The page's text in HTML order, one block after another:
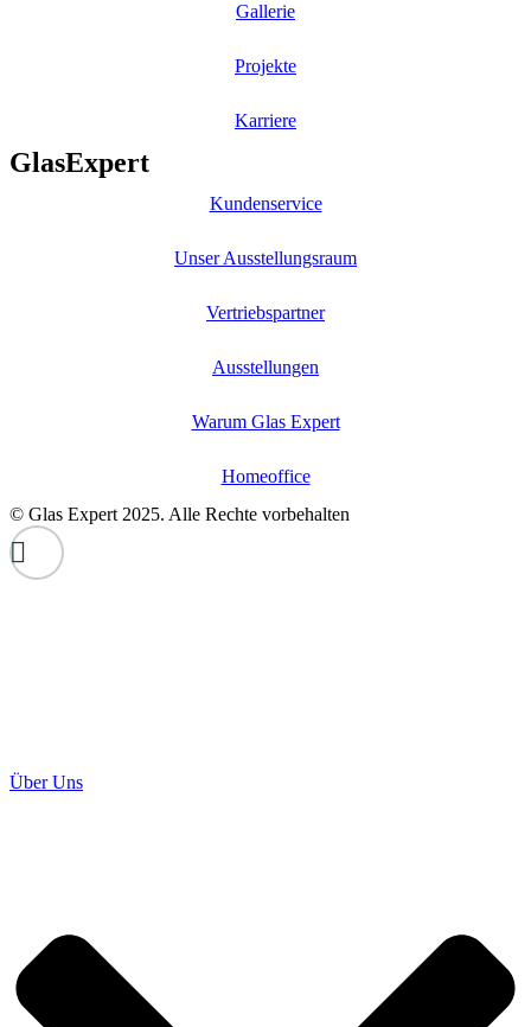
Gallerie
Projekte
Karriere
GlasExpert
Kundenservice
Unser Ausstellungsraum
Vertriebspartner
Ausstellungen
Warum Glas Expert
Homeoffice
© Glas Expert 2025. Alle Rechte vorbehalten
Über Uns